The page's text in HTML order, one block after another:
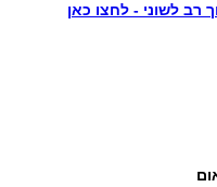
רב לשוני - לחצו כאן